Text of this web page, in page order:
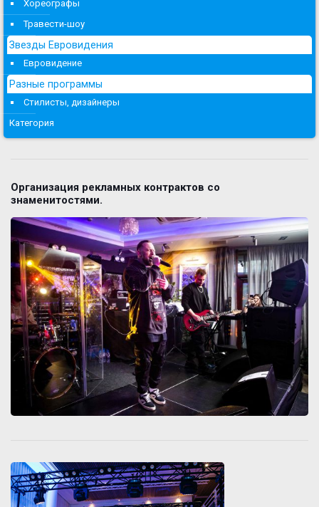
Хореографы
Травести-шоу
Звезды Евровидения
Евровидение
Разные программы
Стилисты, дизайнеры
Категория
Организация рекламных контрактов со
знаменитостями.